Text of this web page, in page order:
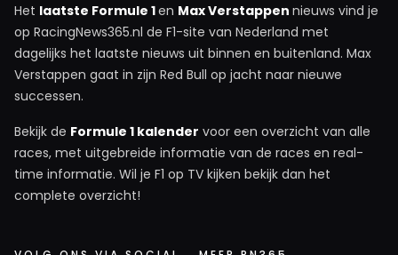
Het laatste Formule 1en Max Verstappen nieuws vind je
op RacingNews365.nl de F1-site van Nederland met
dagelijks het laatste nieuws uit binnen en buitenland. Max
Verstappen gaat in zijn Red Bull op jacht naar nieuwe
successen.
Bekijk de Formule 1 kalender voor een overzicht van alle
races, met uitgebreide informatie van de races en real-
time informatie. Wil je F1 op TV kijken bekijk dan het
complete overzicht!